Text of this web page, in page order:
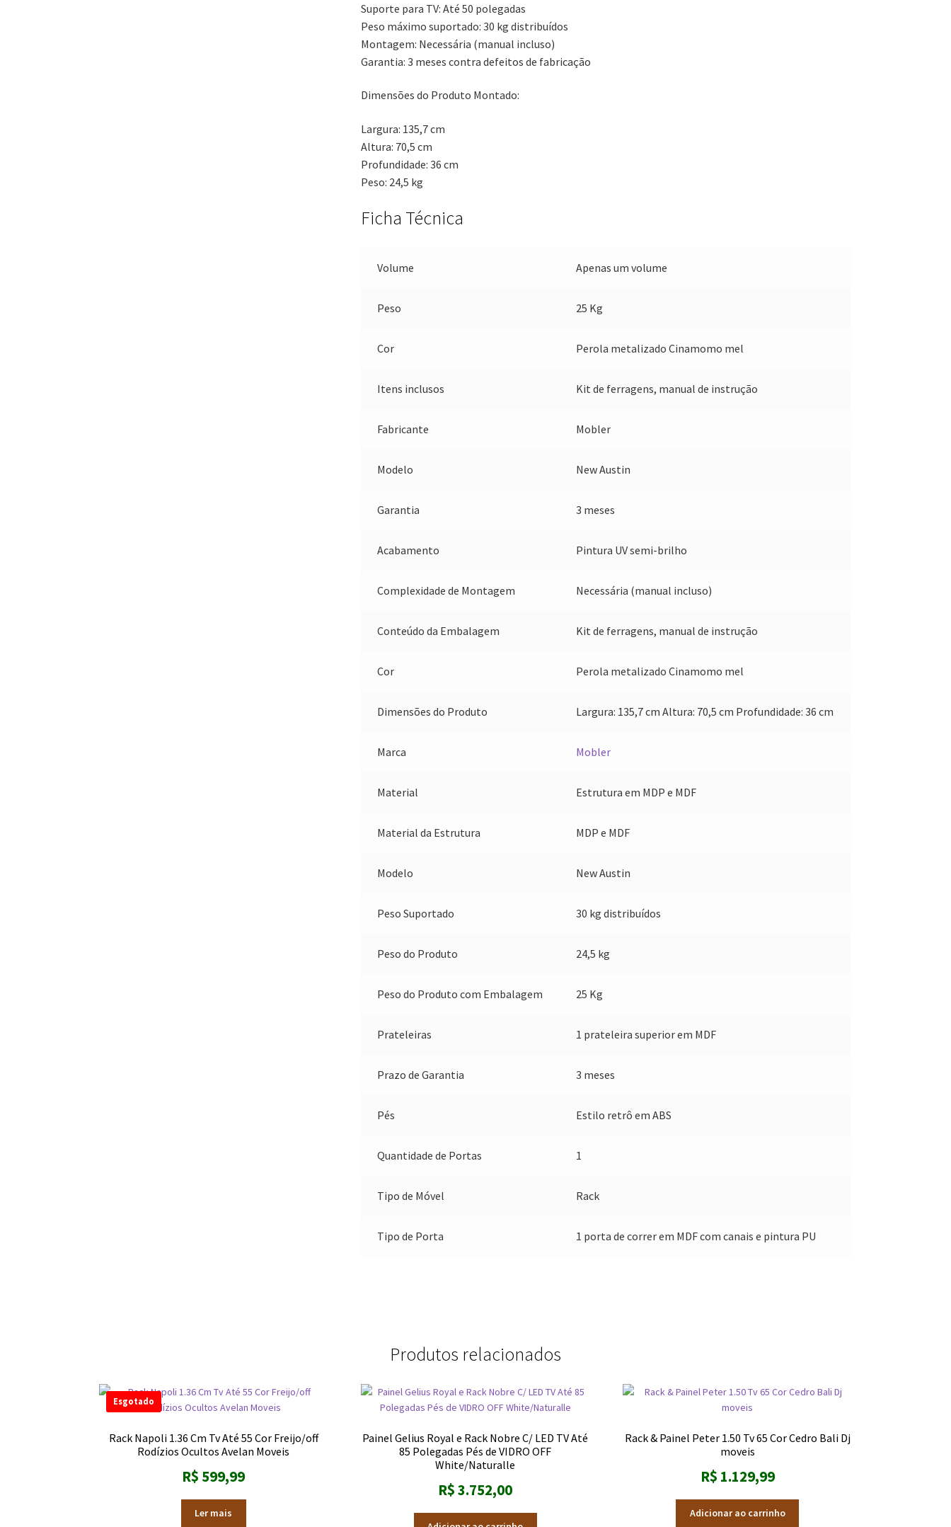
Suporte para TV: Até 50 polegadas
Peso máximo suportado: 30 kg distribuídos
Montagem: Necessária (manual incluso)
Garantia: 3 meses contra defeitos de fabricação
Dimensões do Produto Montado:
Largura: 135,7 cm
Altura: 70,5 cm
Profundidade: 36 cm
Peso: 24,5 kg
Ficha Técnica
Volume Apenas um volume
Peso 25 Kg
Cor Perola metalizado Cinamomo mel
Itens inclusos Kit de ferragens, manual de instrução
Fabricante Mobler
Modelo New Austin
Garantia 3 meses
Acabamento Pintura UV semi-brilho
Complexidade de Montagem Necessária (manual incluso)
Conteúdo da Embalagem Kit de ferragens, manual de instrução
Cor Perola metalizado Cinamomo mel
Dimensões do Produto Largura: 135,7 cm Altura: 70,5 cm Profundidade: 36 cm
Marca Mobler
Material Estrutura em MDP e MDF
Material da Estrutura MDP e MDF
Modelo New Austin
Peso Suportado 30 kg distribuídos
Peso do Produto 24,5 kg
Peso do Produto com Embalagem 25 Kg
Prateleiras 1 prateleira superior em MDF
Prazo de Garantia 3 meses
Pés Estilo retrô em ABS
Quantidade de Portas 1
Tipo de Móvel Rack
Tipo de Porta 1 porta de correr em MDF com canais e pintura PU
Produtos relacionados
Esgotado
Rack Napoli 1.36 Cm Tv Até 55 Cor Freijo/off
Rodízios Ocultos Avelan Moveis
R$ 599,99
Ler mais
Painel Gelius Royal e Rack Nobre C/ LED TV Até
85 Polegadas Pés de VIDRO OFF
White/Naturalle
R$3.752,00
Rack & Painel Peter 1.50 Tv 65 Cor Cedro Bali Dj
moveis
R$ 1.129,99
Adicionar ao carrinho